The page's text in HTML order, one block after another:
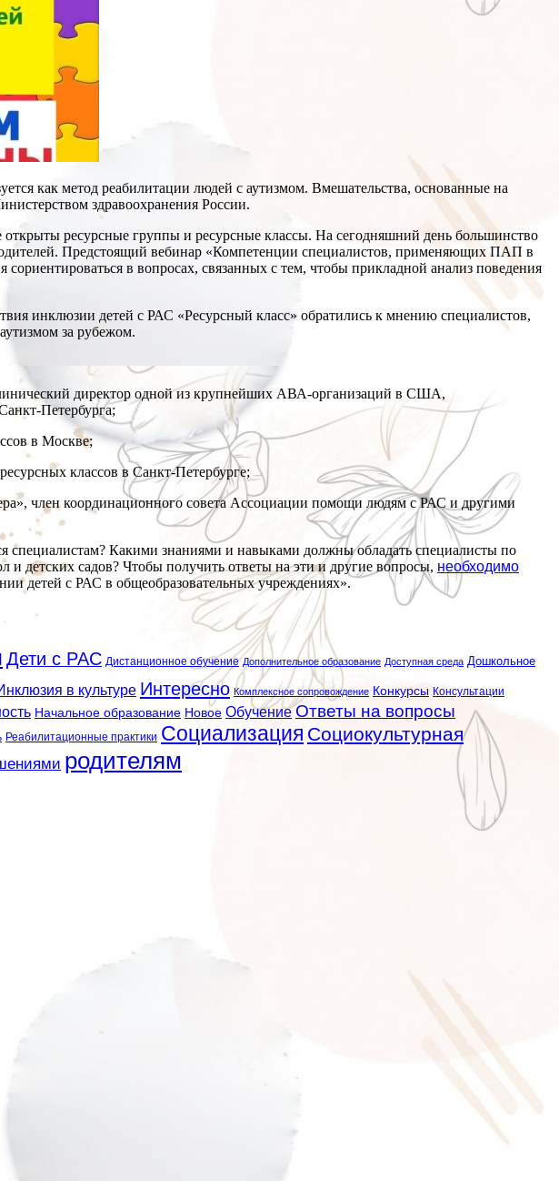
как метод реабилитации людей с аутизмом. Вмешательства, основанные на
здравоохранения России.
ресурсные группы и ресурсные классы. На сегодняшний день большинство
Предстоящий вебинар «Компетенции специалистов, применяющих ПАП в
в вопросах, связанных с тем, чтобы прикладной анализ поведения
инклюзии детей с РАС «Ресурсный класс» обратились к мнению специалистов,
за рубежом.
директор одной из крупнейших АВА-организаций в США,
Петербурга;
в Москве;
классов в Санкт-Петербурге;
член координационного совета Ассоциации помощи людям с РАС и другими
специалистам? Какими знаниями и навыками должны обладать специалисты по
детских садов? Чтобы получить ответы на эти и другие вопросы, необходимо
детей с РАС в общеобразовательных учреждениях».
Дети с РАС Дистанционное обучение Дополнительное образование Доступная среда Дошкольное
в культуре Интересно Комплексное сопровождение Конкурсы Консультации
Начальное образование Новое Обучение Ответы на вопросы
Реабилитационные практики Социализация Социокультурная
родителям